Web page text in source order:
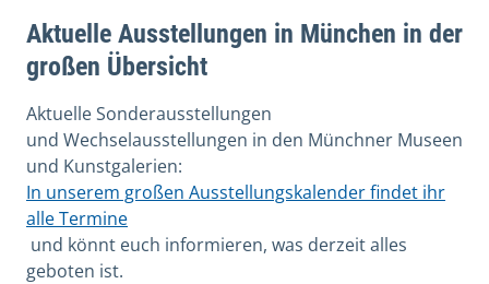
Aktuelle Ausstellungen in München in der
großen Übersicht
Aktuelle Sonderausstellungen
und Wechselausstellungen in den Münchner Museen
und Kunstgalerien:
In unserem großen Ausstellungskalender findet ihr
alle Termine
und könnt euch informieren, was derzeit alles
geboten ist.